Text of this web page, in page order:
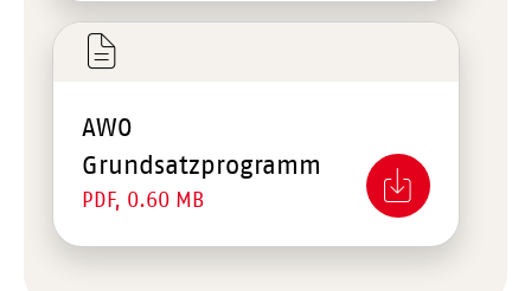
AWO
Grundsatzprogramm
PDF, 0.60 MB